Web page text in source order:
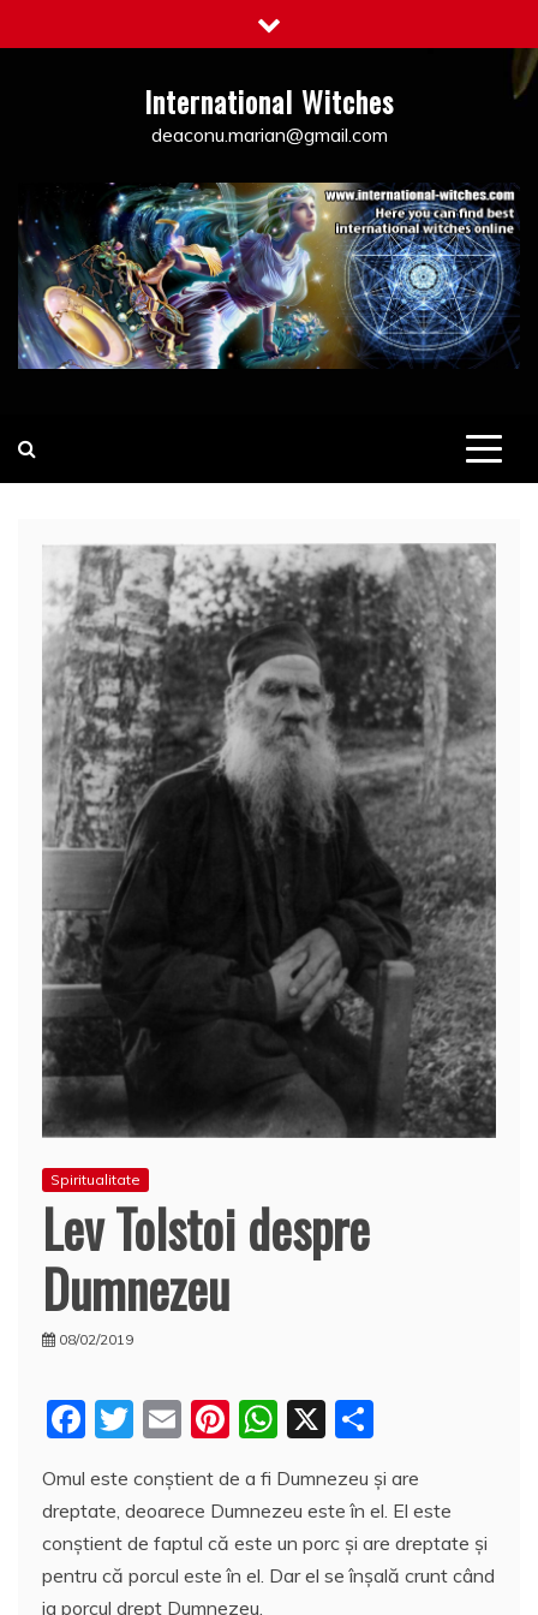
to
International Witches
deaconu.marian@gmail.com
Spiritualitate
Lev Tolstoi despre
Dumnezeu
08/02/2019
F
c
e
b
T
itt
er
E
ai
l
Pi
er
e
st
W
at
s
A
X
rt
aj
e
Omul este conștient de a fi Dumnezeu și are
dreptate, deoarece Dumnezeu este în el. El este
conștient de faptul că este un porc și are dreptate și
pentru că porcul este în el. Dar el se înșală crunt când
ia porcul drept Dumnezeu.